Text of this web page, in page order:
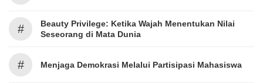
#
Beauty Privilege: Ketika Wajah Menentukan Nilai
Seseorang di Mata Dunia
# Menjaga Demokrasi Melalui Partisipasi Mahasiswa